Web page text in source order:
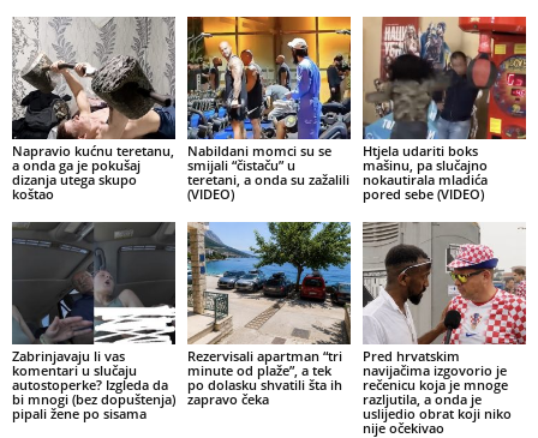
Napravio kućnu teretanu,
a onda ga je pokušaj
dizanja utega skupo
koštao
Nabildani momci su se
smijali “čistaču” u
teretani, a onda su zažalili
(VIDEO)
Htjela udariti boks
mašinu, pa slučajno
nokautirala mladića
pored sebe (VIDEO)
Zabrinjavaju li vas
komentari u slučaju
autostoperke? Izgleda da
bi mnogi (bez dopuštenja)
pipali žene po sisama
Rezervisali apartman “tri
minute od plaže”, a tek
po dolasku shvatili šta ih
zapravo čeka
Pred hrvatskim
navijačima izgovorio je
rečenicu koja je mnoge
razljutila, a onda je
uslijedio obrat koji niko
nije očekivao